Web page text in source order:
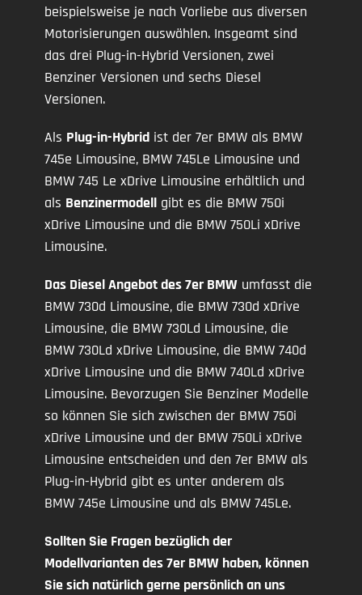
beispielsweise je nach Vorliebe aus diversen
Motorisierungen auswählen. Insgeamt sind
das drei Plug-in-Hybrid Versionen, zwei
Benziner Versionen und sechs Diesel
Versionen.
Als Plug-in-Hybrid ist der 7er BMW als BMW
745e Limousine, BMW 745Le Limousine und
BMW 745 Le xDrive Limousine erhältlich und
als Benzinermodell gibt es die BMW 750i
xDrive Limousine und die BMW 750Li xDrive
Limousine.
Das Diesel Angebot des 7er BMW umfasst die
BMW 730d Limousine, die BMW 730d xDrive
Limousine, die BMW 730Ld Limousine, die
BMW 730Ld xDrive Limousine, die BMW 740d
xDrive Limousine und die BMW 740Ld xDrive
Limousine. Bevorzugen Sie Benziner Modelle
so können Sie sich zwischen der BMW 750i
xDrive Limousine und der BMW 750Li xDrive
Limousine entscheiden und den 7er BMW als
Plug-in-Hybrid gibt es unter anderem als
BMW 745e Limousine und als BMW 745Le.
Sollten Sie Fragen bezüglich der
Modellvarianten des 7er BMW haben, können
Sie sich natürlich gerne persönlich an uns